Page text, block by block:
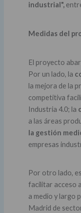
industrial",
Medidas del
El proyecto
Por un lado, la
la mejora de la
competitiva
Industria 4.0; la
a las áreas
la gestión
empresas
Por otro lado,
facilitar acceso
a medio y largo
Madrid de